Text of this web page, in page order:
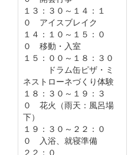
１３：３０～１４：１
０ アイスブレイク
１４：１０～１５：０
０ 移動・入室
１５：００～１８：３０
ドラム缶ピザ・ミ
ネストローネづくり体験
１８：３０～１９：３
０ 花火（雨天：風呂場
下）
１９：３０～２２：０
０ 入浴、就寝準備
２２：０